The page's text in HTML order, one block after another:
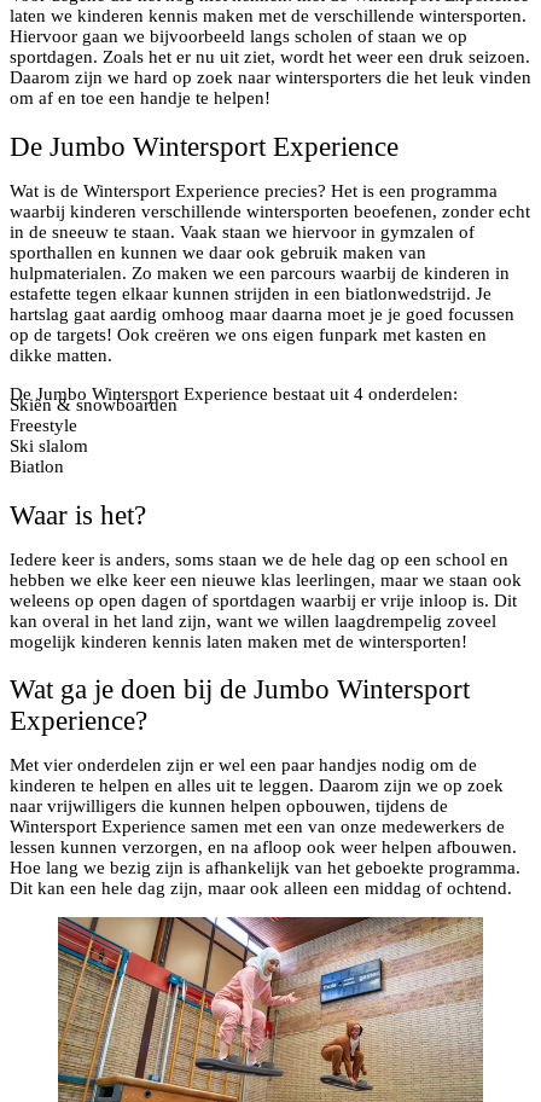
laten we kinderen kennis maken met de verschillende wintersporten.
Hiervoor gaan we bijvoorbeeld langs scholen of staan we op
sportdagen. Zoals het er nu uit ziet, wordt het weer een druk seizoen.
Daarom zijn we hard op zoek naar wintersporters die het leuk vinden
om af en toe een handje te helpen!
De Jumbo Wintersport Experience
Wat is de Wintersport Experience precies? Het is een programma
waarbij kinderen verschillende wintersporten beoefenen, zonder echt
in de sneeuw te staan. Vaak staan we hiervoor in gymzalen of
sporthallen en kunnen we daar ook gebruik maken van
hulpmaterialen. Zo maken we een parcours waarbij de kinderen in
estafette tegen elkaar kunnen strijden in een biatlonwedstrijd. Je
hartslag gaat aardig omhoog maar daarna moet je je goed focussen
op de targets! Ook creëren we ons eigen funpark met kasten en
dikke matten.
De Jumbo Wintersport Experience bestaat uit 4 onderdelen:
Skiën & snowboarden
Freestyle
Ski slalom
Biatlon
Waar is het?
Iedere keer is anders, soms staan we de hele dag op een school en
hebben we elke keer een nieuwe klas leerlingen, maar we staan ook
weleens op open dagen of sportdagen waarbij er vrije inloop is. Dit
kan overal in het land zijn, want we willen laagdrempelig zoveel
mogelijk kinderen kennis laten maken met de wintersporten!
Wat ga je doen bij de Jumbo Wintersport
Experience?
Met vier onderdelen zijn er wel een paar handjes nodig om de
kinderen te helpen en alles uit te leggen. Daarom zijn we op zoek
naar vrijwilligers die kunnen helpen opbouwen, tijdens de
Wintersport Experience samen met een van onze medewerkers de
lessen kunnen verzorgen, en na afloop ook weer helpen afbouwen.
Hoe lang we bezig zijn is afhankelijk van het geboekte programma.
Dit kan een hele dag zijn, maar ook alleen een middag of ochtend.